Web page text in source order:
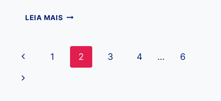
LEIA MAISO
NA
GESTÃO
Navegação
da
Página
Anterior
1 2 3 4 … 6
Página